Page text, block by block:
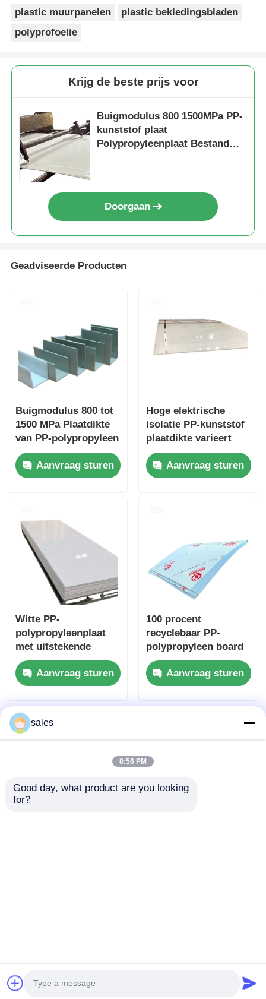
plastic muurpanelen
plastic bekledingsbladen
polyprofoelie
Krijg de beste prijs voor
Buigmodulus 800 1500MPa PP-
kunststof plaat
Polypropyleenplaat Bestand
Doorgaan
Geadviseerde Producten
Buigmodulus 800 tot
1500 MPa Plaatdikte
van PP-polypropyleen
varieert doorgaans
van 1 mm tot 20 mm
Ideaal voor
Aanvraag sturen
Hoge elektrische
isolatie PP-kunststof
plaatdikte varieert
doorgaans van 1 mm
tot 20 mm, ideaal
voor elektrisch en
Aanvraag sturen
Witte PP-
polypropyleenplaat
met uitstekende
chemische weerstand
Aanvraag sturen
100 procent
recyclebaar PP-
polypropyleen board
veelzijdig plastic vel
ideaal voor
verpakkingsconstruct
Aanvraag sturen
Fabriek.Copyright © 2026 Chengdu Xinkunda
sales
8:56 PM
Good day, what product are you looking
for?